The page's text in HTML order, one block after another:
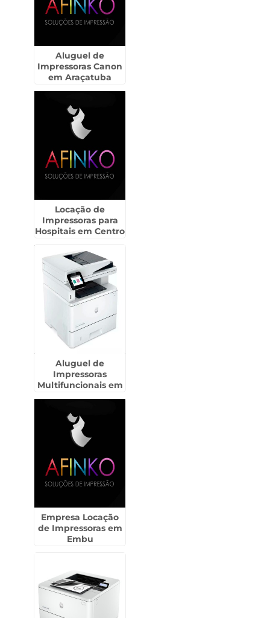
Aluguel de
Impressoras Canon
em Araçatuba
Locação de
Impressoras para
Hospitais em Centro
Aluguel de
Impressoras
Multifuncionais em
Empresa Locação
de Impressoras em
Embu